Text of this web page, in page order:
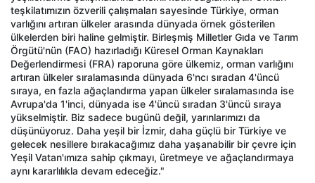
teşkilatımızın özverili çalışmaları sayesinde Türkiye, orman
varlığını artıran ülkeler arasında dünyada örnek gösterilen
ülkelerden biri haline gelmiştir. Birleşmiş Milletler Gıda ve Tarım
Örgütü'nün (FAO) hazırladığı Küresel Orman Kaynakları
Değerlendirmesi (FRA) raporuna göre ülkemiz, orman varlığını
artıran ülkeler sıralamasında dünyada 6'ncı sıradan 4'üncü
sıraya, en fazla ağaçlandırma yapan ülkeler sıralamasında ise
Avrupa'da 1'inci, dünyada ise 4'üncü sıradan 3'üncü sıraya
yükselmiştir. Biz sadece bugünü değil, yarınlarımızı da
düşünüyoruz. Daha yeşil bir İzmir, daha güçlü bir Türkiye ve
gelecek nesillere bırakacağımız daha yaşanabilir bir çevre için
Yeşil Vatan'ımıza sahip çıkmayı, üretmeye ve ağaçlandırmaya
aynı kararlılıkla devam edeceğiz."